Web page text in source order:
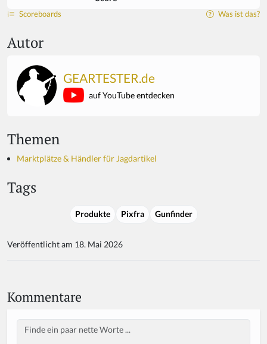
Scoreboards Was ist das?
Autor
GEARTESTER.de
auf YouTube entdecken
Themen
Marktplätze & Händler für Jagdartikel
Tags
Produkte Pixfra Gunfinder
Veröffentlicht am 18. Mai 2026
Kommentare
Body